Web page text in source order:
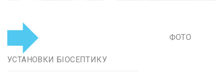
ФОТО
УСТАНОВКИ БІОСЕПТИКУ